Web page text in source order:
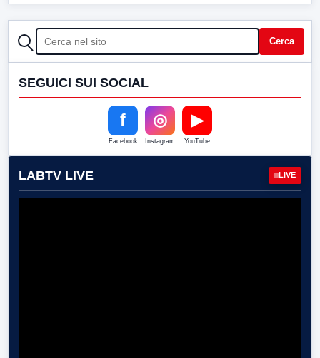
CERCA Cerca
SEGUICI SUI SOCIAL
f
Facebook
◎
Instagram
▶
YouTube
LABTV LIVE LIVE